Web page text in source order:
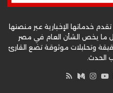
خدماتها الإخبارية عبر منصتها
كل ما يخص الشأن العام في مصر
وتحليلات موثوقة تضع القارئ
الحدث.
لينكدإن‫YouTube
انستقرام
وسط